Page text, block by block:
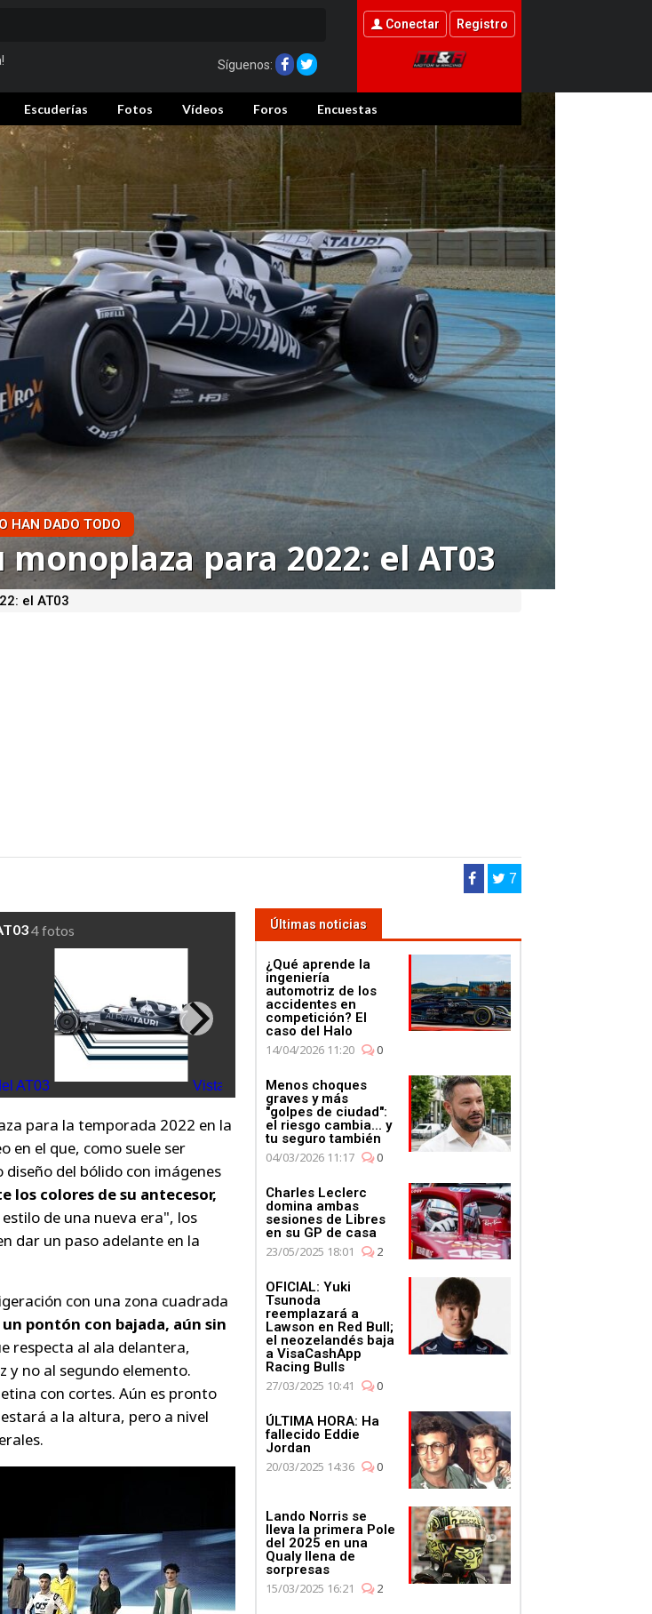
Síguenos:
Conectar Registro
Escuderías Fotos Vídeos Foros Encuestas
HAN DADO TODO
para 2022: el AT03
el AT03
7
4 fotos
AT03
Vista lateral del AT03
Vista lateral
alternativa del AT03
para la temporada 2022 en la
en el que, como suele ser
del bólido con imágenes
los colores de su antecesor,
de una nueva era", los
dar un paso adelante en la
con una zona cuadrada
pontón con bajada, aún sin
respecta al ala delantera,
no al segundo elemento.
con cortes. Aún es pronto
a la altura, pero a nivel
Últimas noticias
¿Qué aprende la
ingeniería
automotriz de los
accidentes en
competición? El
caso del Halo
14/04/2026 11:20
0
Menos choques
graves y más
"golpes de ciudad":
el riesgo cambia... y
tu seguro también
04/03/2026 11:17
0
Charles Leclerc
domina ambas
sesiones de Libres
en su GP de casa
23/05/2025 18:01
2
OFICIAL: Yuki
Tsunoda
reemplazará a
Lawson en Red Bull;
el neozelandés baja
a VisaCashApp
Racing Bulls
27/03/2025 10:41
0
ÚLTIMA HORA: Ha
fallecido Eddie
Jordan
20/03/2025 14:36
0
Lando Norris se
lleva la primera Pole
del 2025 en una
Qualy llena de
sorpresas
15/03/2025 16:21
2